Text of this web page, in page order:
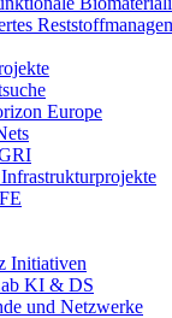
Europe
Initiativen
KI & DS
und Netzwerke